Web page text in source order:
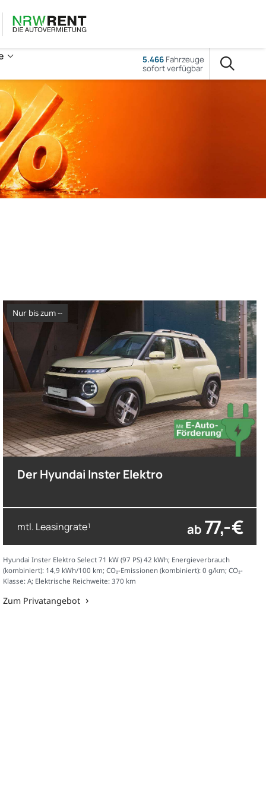
5.466Fahrzeuge
sofort verfügbar
nur bis zum --
Der Hyundai Inster Elektro
mtl. Leasingrate1 ab 77,- €
Hyundai Inster Elektro Select 71 kW (97 PS) 42 kWh; Energieverbrauch
(kombiniert): 14,9 kWh/100 km; CO₂-Emissionen (kombiniert): 0 g/km; CO₂-
Klasse: A; Elektrische Reichweite: 370 km
Zum Privatangebot